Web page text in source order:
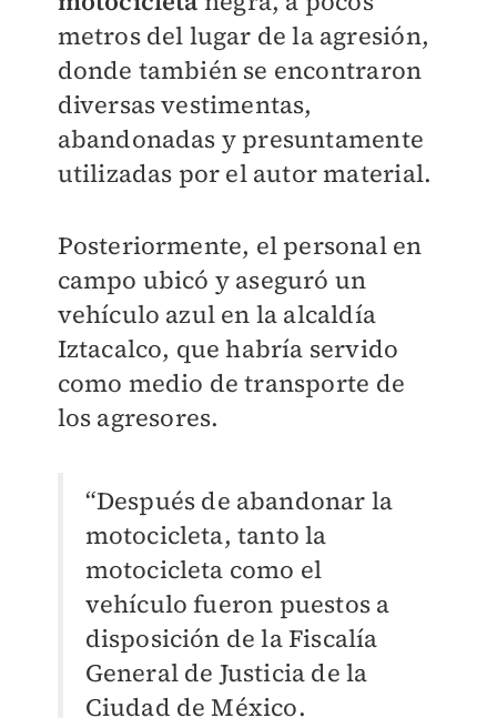
metros del lugar de la agresión,
donde también se encontraron
diversas vestimentas,
abandonadas y presuntamente
utilizadas por el autor material.
Posteriormente, el personal en
campo ubicó y aseguró un
vehículo azul en la alcaldía
Iztacalco, que habría servido
como medio de transporte de
los agresores.
“Después de abandonar la
motocicleta, tanto la
motocicleta como el
vehículo fueron puestos a
disposición de la Fiscalía
General de Justicia de la
Ciudad de México.